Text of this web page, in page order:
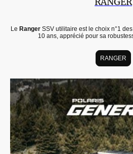
Le RangerSSV utilitaire est le choix n°1
10 ans, apprécié pour sa
RANGER